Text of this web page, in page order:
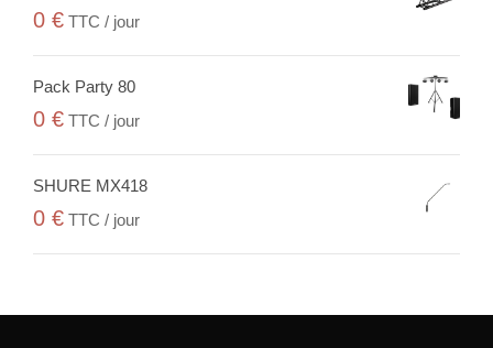
0 € TTC / jour
Pack Party 80
0 € TTC / jour
SHURE MX418
0 € TTC / jour